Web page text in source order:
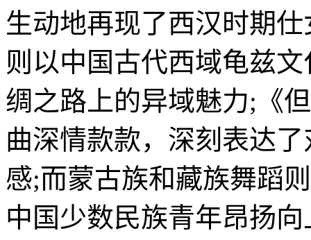
生动地再现了西汉时期
则以中国古代西域龟兹
绸之路上的异域魅力;《
曲深情款款，深刻表达
感;而蒙古族和藏族舞蹈
中国少数民族青年昂扬